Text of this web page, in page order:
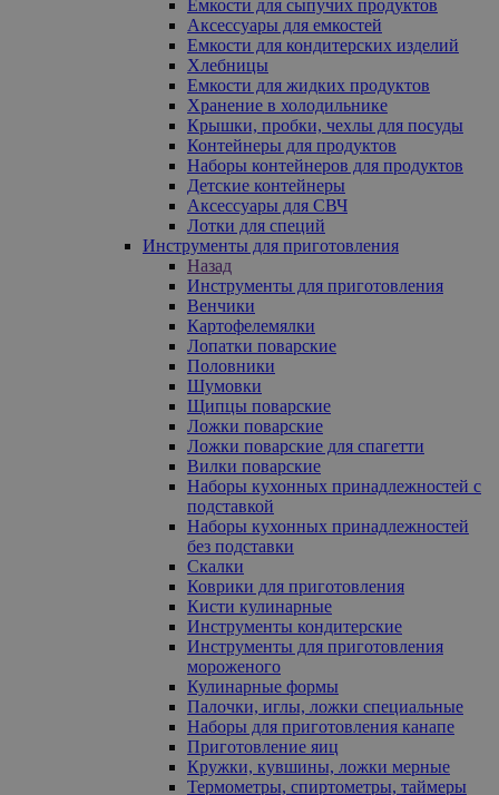
Емкости для сыпучих продуктов
Аксессуары для емкостей
Емкости для кондитерских изделий
Хлебницы
Емкости для жидких продуктов
Хранение в холодильнике
Крышки, пробки, чехлы для посуды
Контейнеры для продуктов
Наборы контейнеров для продуктов
Детские контейнеры
Аксессуары для СВЧ
Лотки для специй
Инструменты для приготовления
Назад
Инструменты для приготовления
Венчики
Картофелемялки
Лопатки поварские
Половники
Шумовки
Щипцы поварские
Ложки поварские
Ложки поварские для спагетти
Вилки поварские
Наборы кухонных принадлежностей с
подставкой
Наборы кухонных принадлежностей
без подставки
Скалки
Коврики для приготовления
Кисти кулинарные
Инструменты кондитерские
Инструменты для приготовления
мороженого
Кулинарные формы
Палочки, иглы, ложки специальные
Наборы для приготовления канапе
Приготовление яиц
Кружки, кувшины, ложки мерные
Термометры, спиртометры, таймеры